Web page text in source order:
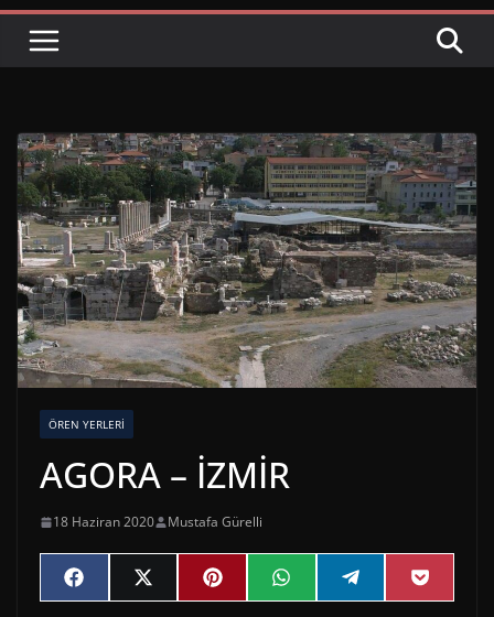
ÖREN YERLERI
AGORA – İZMİR
18 Haziran 2020 Mustafa Gürelli
Share
on
F
a
Share
on
X
(
Share
on
P
i
Share
on
W
h
Share
on
e
Share
on
P
o